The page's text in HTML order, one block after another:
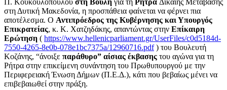
στη Δυτική Μακεδονία, η προσπάθεια φαίνεται να φέρνει πια
αποτέλεσμα. Ο Αντιπρόεδρος της Κυβέρνησης και Υπουργός
Επικρατείας, κ. Κ. Χατζηδάκης, απαντώντας στην Επίκαιρη
Ερώτηση ( https://www.hellenicparliament.gr/UserFiles/c0d5184d-
7550-4265-8e0b-078e1bc7375a/12960716.pdf) του Βουλευτή
Κοζάνης, “άνοιξε παράθυρο” αίσιας έκβασης του αγώνα για τη
Ρήτρα στην επικείμενη συνάντηση του Πρωθυπουργού με την
Περιφερειακή Ένωση Δήμων (Π.Ε.Δ.), κάτι που βεβαίως μένει να
επιβεβαιωθεί στην πράξη.